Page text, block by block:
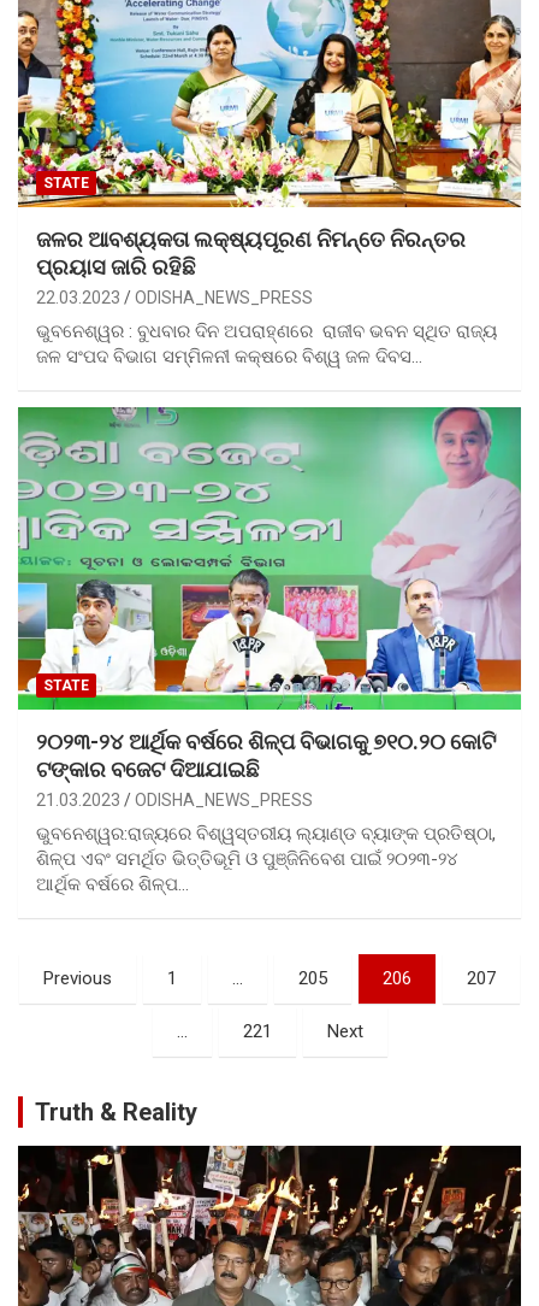
STATE
ଜଳର ଆବଶ୍ୟକତା ଲକ୍ଷ୍ୟପୂରଣ ନିମନ୍ତେ ନିରନ୍ତର
ପ୍ରୟାସ ଜାରି ରହିଛି
22.03.2023 ODISHA_NEWS_PRESS
ଭୁବନେଶ୍ୱର : ବୁଧବାର ଦିନ ଅପରାହ୍ଣରେ ରାଜୀବ ଭବନ ସ୍ଥିତ ରାଜ୍ୟ
ଜଳ ସଂପଦ ବିଭାଗ ସମ୍ମିଳନୀ କକ୍ଷରେ ବିଶ୍ୱ ଜଳ ଦିବସ…
STATE
୨୦୨୩-୨୪ ଆର୍ଥିକ ବର୍ଷରେ ଶିଳ୍ପ ବିଭାଗକୁ ୭୧୦.୨୦ କୋଟି
ଟଙ୍କାର ବଜେଟ ଦିଆଯାଇଛି
21.03.2023 ODISHA_NEWS_PRESS
ଭୁବନେଶ୍ୱର:ରାଜ୍ୟରେ ବିଶ୍ୱସ୍ତରୀୟ ଲ୍ୟାଣ୍ଡ ବ୍ୟାଙ୍କ ପ୍ରତିଷ୍ଠା,
ଶିଳ୍ପ ଏବଂ ସମର୍ଥିତ ଭିତ୍ତିଭୂମି ଓ ପୁଞ୍ଜିନିବେଶ ପାଇଁ ୨୦୨୩-୨୪
ଆର୍ଥିକ ବର୍ଷରେ ଶିଳ୍ପ…
Posts
pagination
Previous 1 … 205 206 207
… 221 Next
Truth & Reality